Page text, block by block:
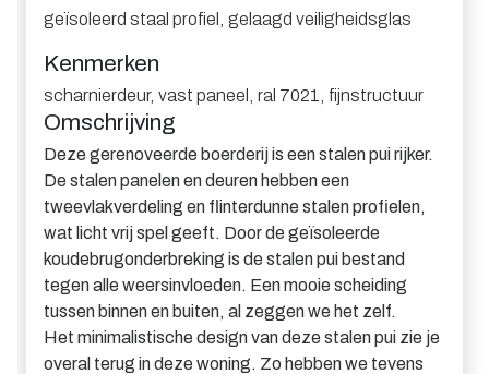
geïsoleerd staal profiel gelaagd veiligheidsglas
Kenmerken
scharnierdeur, vast paneel ral 7021 fijnstructuur
Omschrijving
Deze gerenoveerde boerderij is een stalen pui rijker.
De stalen panelen en deuren hebben een
tweevlakverdeling en flinterdunne stalen profielen,
wat licht vrij spel geeft. Door de geïsoleerde
koudebrugonderbreking is de stalen pui bestand
tegen alle weersinvloeden. Een mooie scheiding
tussen binnen en buiten, al zeggen we het zelf.
Het minimalistische design van deze stalen pui zie je
overal terug in deze woning. Zo hebben we tevens